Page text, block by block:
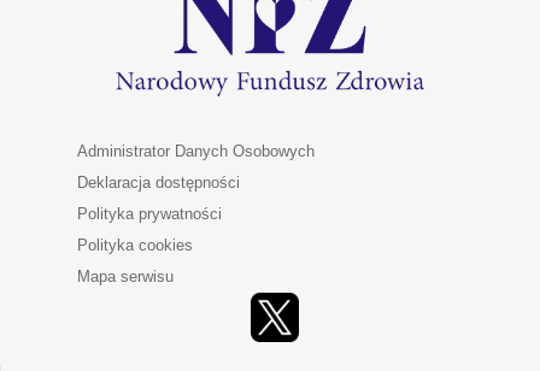
Administrator Danych Osobowych
Deklaracja dostępności
Polityka prywatności
Polityka cookies
Mapa serwisu